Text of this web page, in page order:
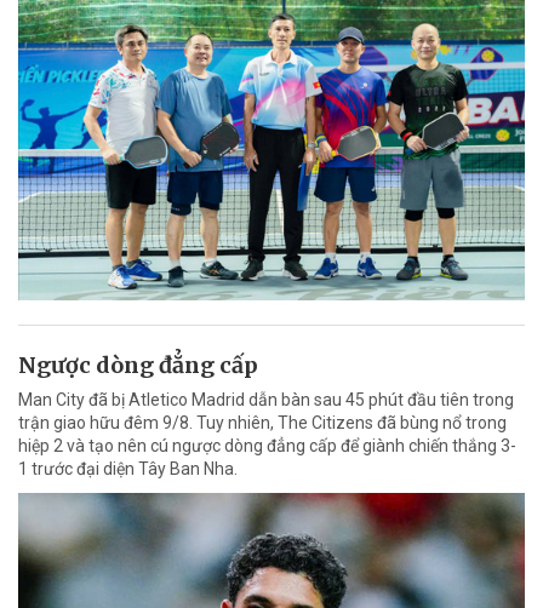
Ngược dòng đẳng cấp
Man City đã bị Atletico Madrid dẫn bàn sau 45 phút đầu tiên trong
trận giao hữu đêm 9/8. Tuy nhiên, The Citizens đã bùng nổ trong
hiệp 2 và tạo nên cú ngược dòng đẳng cấp để giành chiến thắng 3-
1 trước đại diện Tây Ban Nha.